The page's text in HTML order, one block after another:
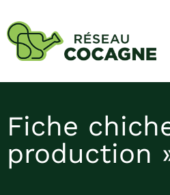
Fiche
production